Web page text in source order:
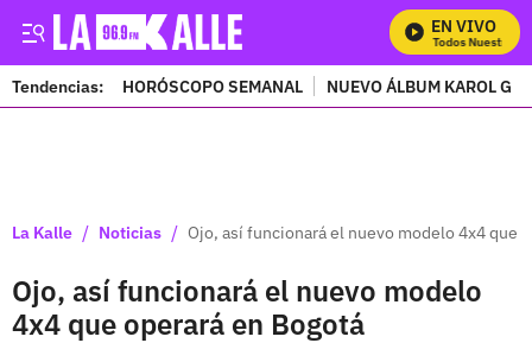
EN VIVO
Mira Todos Nuestros
Tendencias: HORÓSCOPO SEMANAL NUEVO ÁLBUM KAROL G
La Kalle / Noticias / Ojo, así funcionará el nuevo modelo 4x4 que
Ojo, así funcionará el nuevo modelo
4x4 que operará en Bogotá